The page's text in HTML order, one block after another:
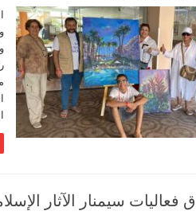
فعاليات سيمنار الآثار